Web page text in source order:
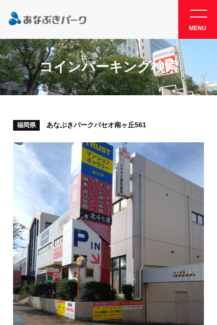
MENU
コインパーキング検索
福岡県 あなぶきパークパセオ南ヶ丘561